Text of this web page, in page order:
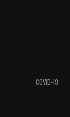
COVID-19